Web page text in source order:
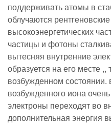
поддерживать атомы в
облучаются
высокоэнергетических
частицы и фотоны
вытесняя внутренние
образуется на его месте ,,
возбужденном состоянии.
возбужденного иона
электроны переходят во
дополнительная энергия